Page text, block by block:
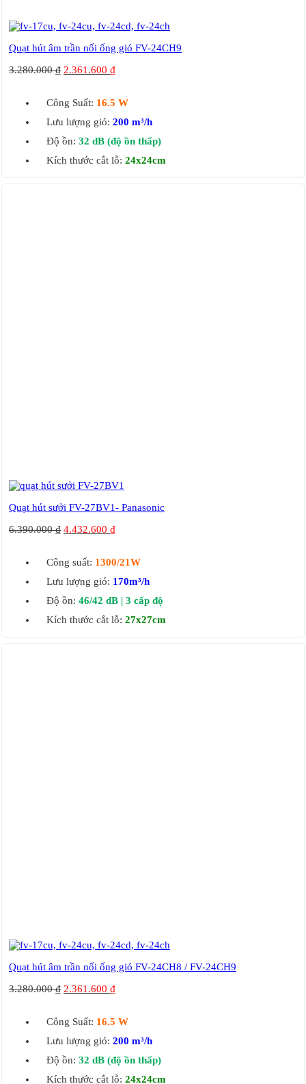
Quạt hút âm trần nối ống gió FV-24CH9
3.280.000₫ 2.361.600 ₫
Công Suất: 16.5 W
Lưu lượng gió: 200 m³/h
Độ ồn: 32 dB (độ ồn thấp)
Kích thước cắt lỗ: 24x24cm
Quạt hút sưởi FV-27BV1- Panasonic
6.390.000₫ 4.432.600 ₫
Công suất: 1300/21W
Lưu lượng gió: 170m³/h
Độ ồn: 46/42 dB | 3 cấp độ
Kích thước cắt lỗ: 27x27cm
Quạt hút âm trần nối ống gió FV-24CH8 / FV-24CH9
3.280.000₫ 2.361.600 ₫
Công Suất: 16.5 W
Lưu lượng gió: 200 m³/h
Độ ồn: 32 dB (độ ồn thấp)
Kích thước cắt lỗ: 24x24cm